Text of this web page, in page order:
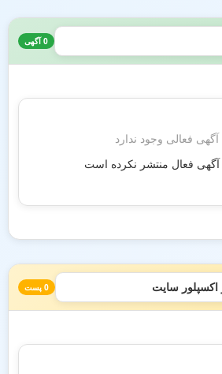
0 آگهی
آگهی فعالی وجود ندارد
آگهی فعال منتشر نکرده است
اکسپلور سایت 0 پست